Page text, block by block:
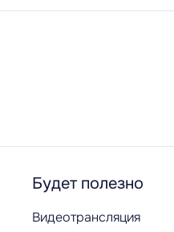
Будет полезно
Видеотрансляция